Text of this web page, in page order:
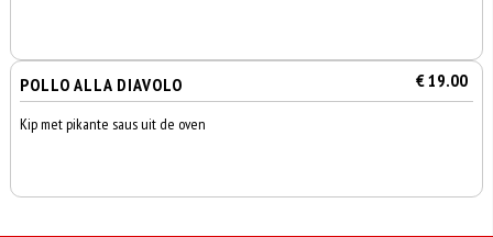
POLLO ALLA DIAVOLO € 19.00
Kip met pikante saus uit de oven